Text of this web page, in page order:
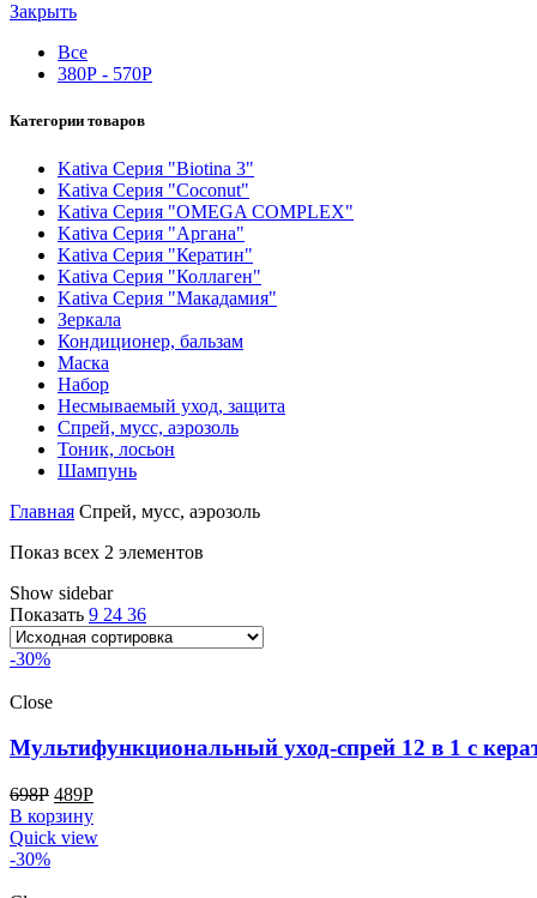
Закрыть
Все
380Р - 570Р
Категории товаров
Kativa Серия "Biotina 3"
Kativa Серия "Coconut"
Kativa Серия "OMEGA COMPLEX"
Kativa Серия "Аргана"
Kativa Серия "Кератин"
Kativa Серия "Коллаген"
Kativa Серия "Макадамия"
Зеркала
Кондиционер, бальзам
Маска
Набор
Несмываемый уход, защита
Спрей, мусс, аэрозоль
Тоник, лосьон
Шампунь
Главная Спрей, мусс, аэрозоль
Показ всех 2 элементов
Show sidebar
Показать 9 24 36
-30%
Close
Мультифункциональный уход-спрей 12 в 1 с
698Р 489Р
В корзину
Quick view
-30%